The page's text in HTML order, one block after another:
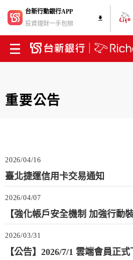
台新行動銀行APP
投資理財一手包辦
重要公告
2026/04/16
臺北捷運信用卡交易通知
2026/04/07
【強化帳戶安全機制 加強行動
2026/03/31
【公告】2026/7/1 雲端會員正